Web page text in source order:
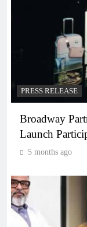
PRESS RELEASE
Broadway
Launch
5 months ago